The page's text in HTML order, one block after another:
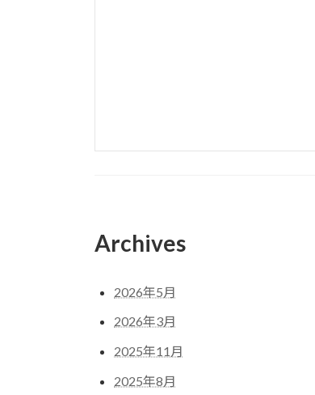
Archives
2026年5月
2026年3月
2025年11月
2025年8月